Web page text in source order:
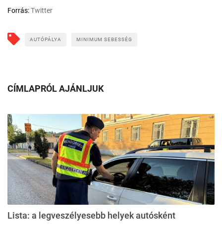
Forrás:Twitter
AUTÓPÁLYA MINIMUM SEBESSÉG
CÍMLAPRÓL AJÁNLJUK
Lista: a legveszélyesebb helyek autósként